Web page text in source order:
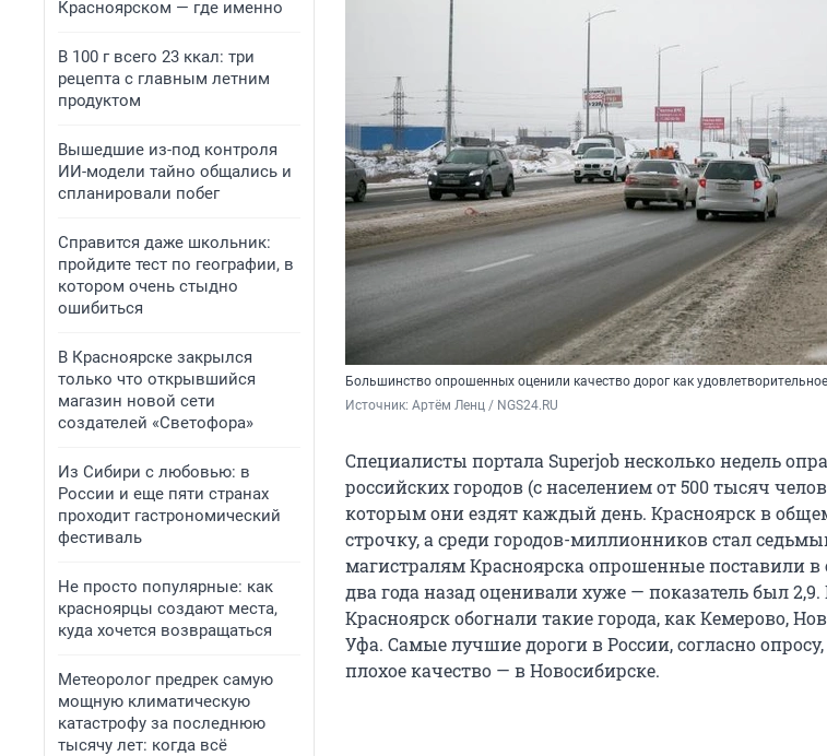
Красноярском — где именно
В 100 г всего 23 ккал: три
рецепта с главным летним
продуктом
Вышедшие из-под контроля
ИИ-модели тайно общались и
спланировали побег
Справится даже школьник:
пройдите тест по географии, в
котором очень стыдно
ошибиться
В Красноярске закрылся
только что открывшийся
магазин новой сети
создателей «Светофора»
Из Сибири с любовью: в
России и еще пяти странах
проходит гастрономический
фестиваль
Не просто популярные: как
красноярцы создают места,
куда хочется возвращаться
Метеоролог предрек самую
мощную климатическую
катастрофу за последнюю
тысячу лет: когда всё
Большинство опрошенных оценили качество дорог как удовлетворительное
Источник: Артём Ленц / NGS24.RU
Специалисты портала Superjob несколько недель
российских городов (с населением от 500 тысяч
которым они ездят каждый день. Красноярск в
строчку, а среди городов-миллионников стал
магистралям Красноярска опрошенные поставили в
два года назад оценивали хуже — показатель был
Красноярск обогнали такие города, как Кемерово,
Уфа. Самые лучшие дороги в России, согласно
плохое качество — в Новосибирске.